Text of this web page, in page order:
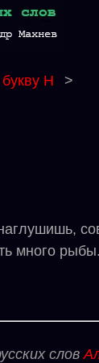
Н >
много рыбы.
слов